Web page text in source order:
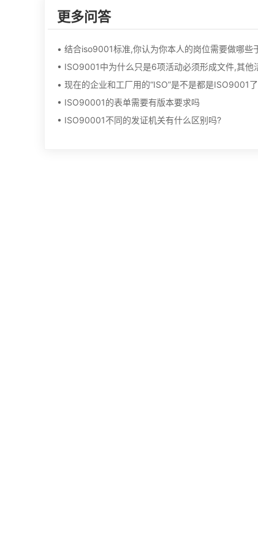
更多问答
• 现在的企业和工厂用的“ISO”是不是都是ISO9001了
• ISO90001的表单需要有版本要求吗
• ISO90001不同的发证机关有什么区别吗?